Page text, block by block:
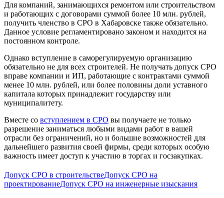
Для компаний, занимающихся ремонтом или строительством
и работающих с договорами суммой более 10 млн. рублей,
получить членство в СРО в Хабаровске также обязательно.
Данное условие регламентировано законом и находится на
постоянном контроле.
Однако вступление в саморегулируемую организацию
обязательно не для всех строителей. Не получать допуск СРО
вправе компании и ИП, работающие с контрактами суммой
менее 10 млн. рублей, или более половины доли уставного
капитала которых принадлежит государству или
муниципалитету.
Вместе со вступлением в СРО вы получаете не только
разрешение заниматься любыми видами работ в вашей
отрасли без ограничений, но и большие возможностей для
дальнейшего развития своей фирмы, среди которых особую
важность имеет доступ к участию в торгах и госзакупках.
Допуск СРО в строительствеДопуск СРО на
проектированиеДопуск СРО на инженерные изыскания